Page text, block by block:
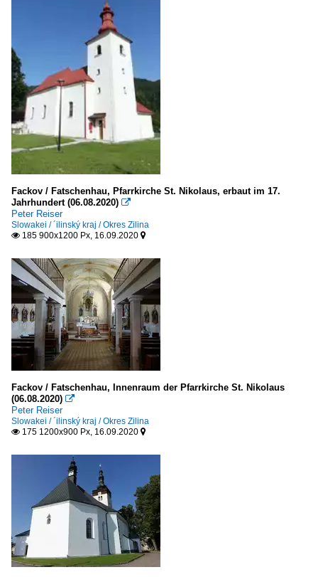
Fackov / Fatschenhau, Pfarrkirche St. Nikolaus, erbaut im 17.
Jahrhundert (06.08.2020) 
Peter Reiser
Slowakei / ´ilinský kraj / Okres Zilina
 185 900x1200 Px, 16.09.2020 
Fackov / Fatschenhau, Innenraum der Pfarrkirche St. Nikolaus
(06.08.2020) 
Peter Reiser
Slowakei / ´ilinský kraj / Okres Zilina
 175 1200x900 Px, 16.09.2020 